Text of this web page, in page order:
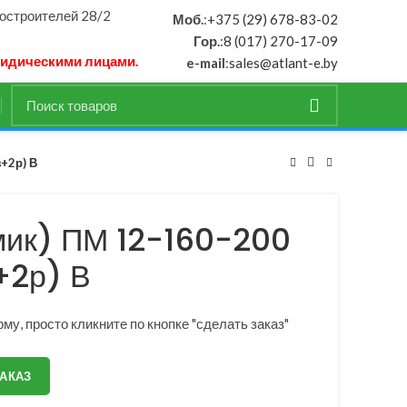
28/2
лицами.
Моб.:+375 (29) 678-83-02
Гор.:8 (017) 270-17-09
e-mail:sales@atlant-e.by
В
ПМ 12-160-200
В
просто кликните по кнопке "сделать заказ"